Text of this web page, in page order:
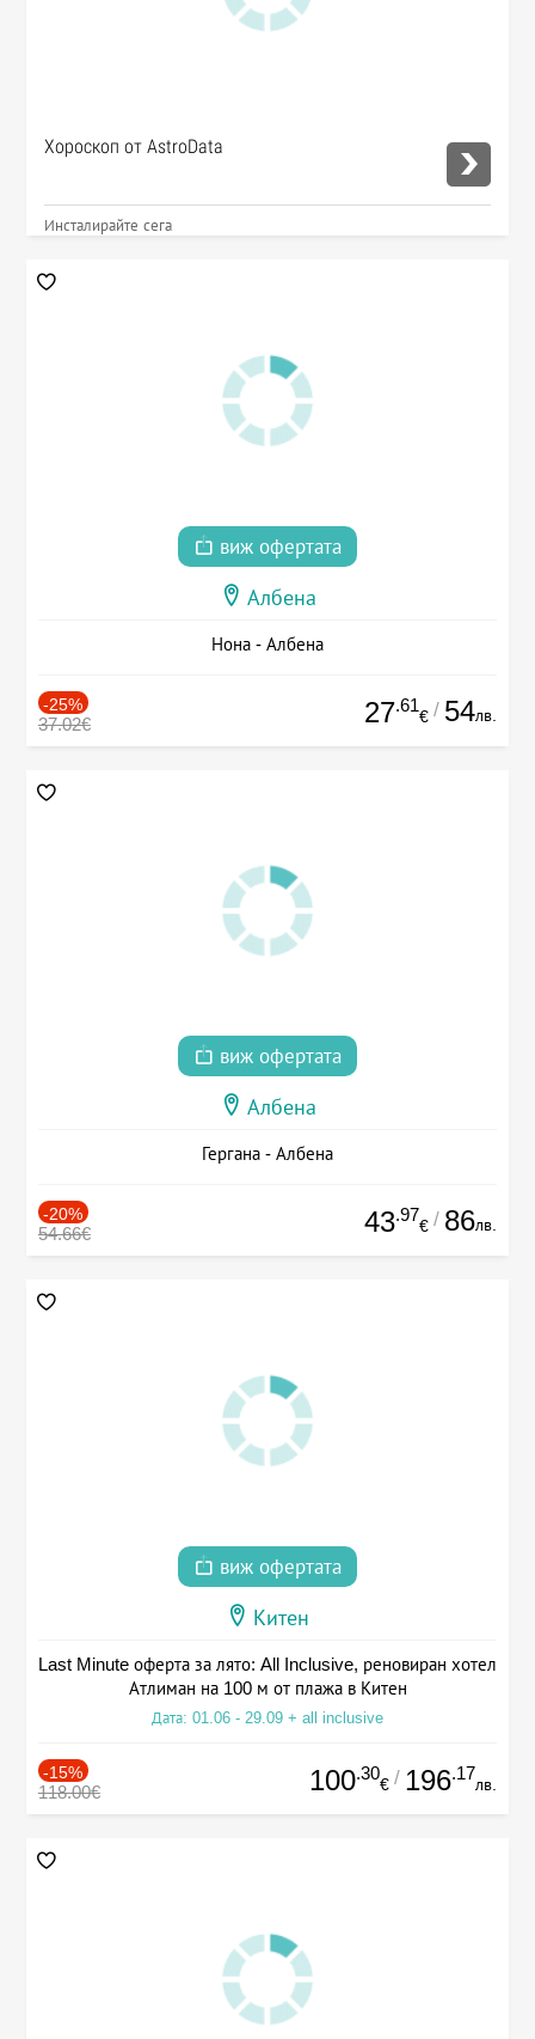
Хороскоп от AstroData
Инсталирайте сега
виж офертата
Албена
Нона - Албена
-25%
37.02€ 27.61
€ / 54лв.
виж офертата
Албена
Гергана - Албена
-20%
54.66€ 43.97
€ / 86лв.
виж офертата
Китен
Last Minute оферта за лято: All Inclusive, реновиран хотел
Атлиман на 100 м от плажа в Китен
Дата: 01.06 - 29.09 + all inclusive
-15%
118.00€ 100.30
€ / 196.17
лв.